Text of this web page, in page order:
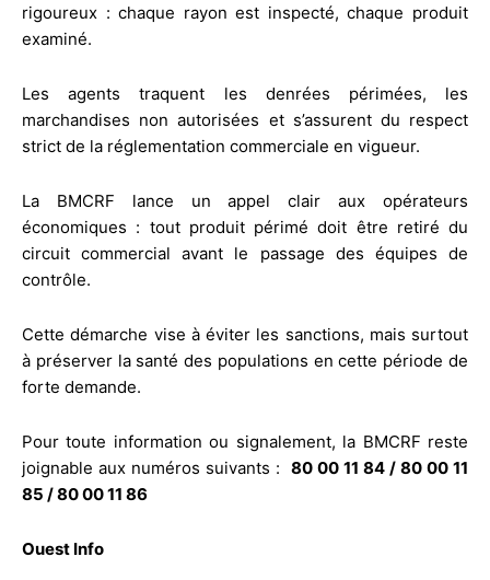
rigoureux : chaque rayon est inspecté, chaque produit
examiné.
Les agents traquent les denrées périmées, les
marchandises non autorisées et s’assurent du respect
strict de la réglementation commerciale en vigueur.
La BMCRF lance un appel clair aux opérateurs
économiques : tout produit périmé doit être retiré du
circuit commercial avant le passage des équipes de
contrôle.
Cette démarche vise à éviter les sanctions, mais surtout
à préserver la santé des populations en cette période de
forte demande.
Pour toute information ou signalement, la BMCRF reste
joignable aux numéros suivants : 80 00 11 84 / 80 00 11
85 / 80 00 11 86
Ouest Info